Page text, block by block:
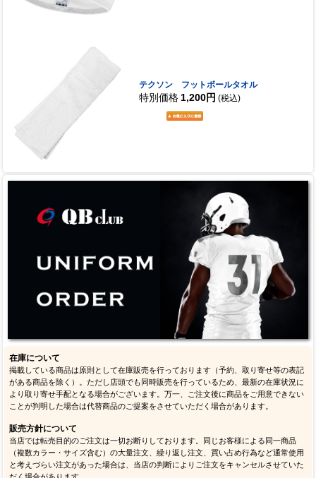
テクソン フットボールタオル
特別価格 1,200円 (税込)
在庫について
掲載している商品は原則として在庫販売を行っております（予約、取り寄せ等の表記
がある商品を除く）。ただし店頭でも同時販売を行っているため、最新の在庫状況に
より取り寄せ手配となる場合がございます。万一、ご注文後に商品をご用意できない
ことが判明した場合は代替商品のご提案をさせていただく場合があります。
販売方針について
当店では転売目的のご注文は一切お断りしております。同じお客様による同一商品
（複数カラー・サイズ含む）の大量注文、繰り返し注文、買い占め行為など通常使用
と考えづらい注文があった場合は、当店の判断によりご注文をキャンセルさせていた
だく場合があります。